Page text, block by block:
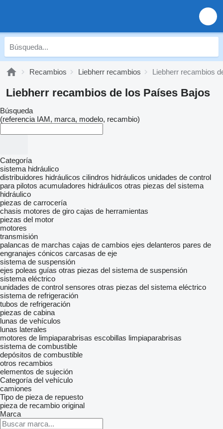
Recambios Liebherr recambios Liebherr recambios
Liebherr recambios de los Países Bajos
Búsqueda
(referencia IAM, marca, modelo, recambio)
Categoría
sistema hidráulico
distribuidores hidráulicos cilindros hidráulicos unidades de control
para pilotos acumuladores hidráulicos otras piezas del sistema
hidráulico
piezas de carrocería
chasis motores de giro cajas de herramientas
piezas del motor
motores
transmisión
palancas de marchas cajas de cambios ejes delanteros pares de
engranajes cónicos carcasas de eje
sistema de suspensión
ejes poleas guías otras piezas del sistema de suspensión
sistema eléctrico
unidades de control sensores otras piezas del sistema eléctrico
sistema de refrigeración
tubos de refrigeración
piezas de cabina
lunas de vehículos
lunas laterales
motores de limpiaparabrisas escobillas limpiaparabrisas
sistema de combustible
depósitos de combustible
otros recambios
elementos de sujeción
Categoría del vehículo
camiones
Tipo de pieza de repuesto
pieza de recambio original
Marca